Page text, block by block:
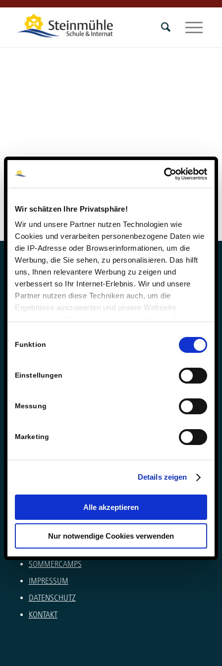
Wir schätzen Ihre Privatsphäre!
Wir und unsere Partner nutzen Technologien wie
Cookies und verarbeiten personenbezogene Daten wie
die IP-Adresse oder Browserinformationen, um die
Werbung, die Sie sehen, zu personalisieren. Das hilft
uns, Ihnen relevantere Werbung zu zeigen und
verbessert so Ihr Internet-Erlebnis. Wir und unsere
Partner nutzen diese Techniken auch, um die
Ergebnisse auszuwerten und unsere Webseite
Technologien.
Funktion
Einstellungen
Messung
Marketing
Details zeigen
Alle akzeptieren
Nur notwendige Cookies verwenden
Sie haben Fragen zur Schule?
Schulleitung & Geschäftsführung
Björn Gemmer & Dirk Konnertz
schule@steinmuehle.de
Sie haben Fragen zum Internat?
Telefon: 06421 408-0
KARRIERE AN DER STEINMÜHLE
SOMMERCAMPS
IMPRESSUM
DATENSCHUTZ
KONTAKT